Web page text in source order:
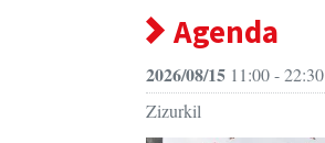
Agenda
2026/08/15 11:00 - 22:30
Zizurkil